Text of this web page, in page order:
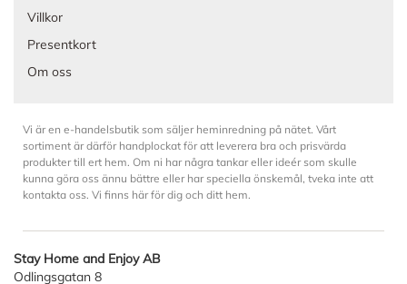
Villkor
Presentkort
Om oss
Vi är en e-handelsbutik som säljer heminredning på nätet. Vårt
sortiment är därför handplockat för att leverera bra och prisvärda
produkter till ert hem. Om ni har några tankar eller ideér som skulle
kunna göra oss ännu bättre eller har speciella önskemål, tveka inte att
kontakta oss. Vi finns här för dig och ditt hem.
Stay Home and Enjoy AB
Odlingsgatan 8